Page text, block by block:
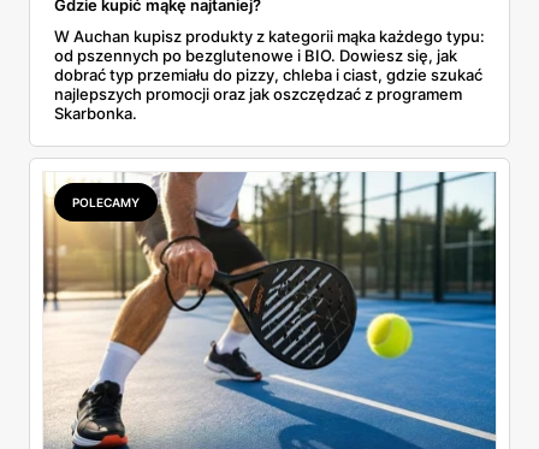
Gdzie kupić mąkę najtaniej?
W Auchan kupisz produkty z kategorii mąka każdego typu:
od pszennych po bezglutenowe i BIO. Dowiesz się, jak
dobrać typ przemiału do pizzy, chleba i ciast, gdzie szukać
najlepszych promocji oraz jak oszczędzać z programem
Skarbonka.
POLECAMY